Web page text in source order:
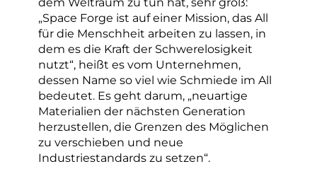
„Space Forge ist auf einer Mission, das All
für die Menschheit arbeiten zu lassen, in
dem es die Kraft der Schwerelosigkeit
nutzt“, heißt es vom Unternehmen,
dessen Name so viel wie Schmiede im All
bedeutet. Es geht darum, „neuartige
Materialien der nächsten Generation
herzustellen, die Grenzen des Möglichen
zu verschieben und neue
Industriestandards zu setzen“.